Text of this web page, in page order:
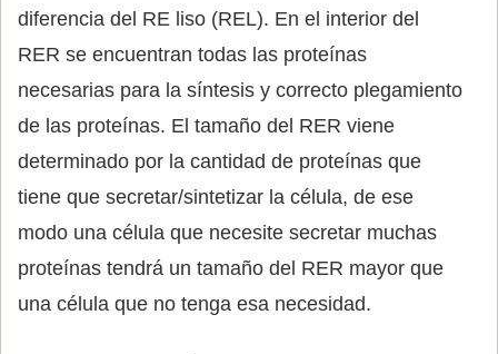
diferencia del RE liso (REL). En el interior del
RER se encuentran todas las proteínas
necesarias para la síntesis y correcto plegamiento
de las proteínas. El tamaño del RER viene
determinado por la cantidad de proteínas que
tiene que secretar/sintetizar la célula, de ese
modo una célula que necesite secretar muchas
proteínas tendrá un tamaño del RER mayor que
una célula que no tenga esa necesidad.